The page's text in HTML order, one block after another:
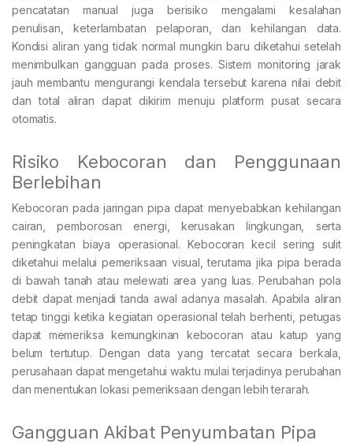
pencatatan manual juga berisiko mengalami kesalahan
penulisan, keterlambatan pelaporan, dan kehilangan data.
Kondisi aliran yang tidak normal mungkin baru diketahui setelah
menimbulkan gangguan pada proses. Sistem monitoring jarak
jauh membantu mengurangi kendala tersebut karena nilai debit
dan total aliran dapat dikirim menuju platform pusat secara
otomatis.
Risiko Kebocoran dan Penggunaan
Berlebihan
Kebocoran pada jaringan pipa dapat menyebabkan kehilangan
cairan, pemborosan energi, kerusakan lingkungan, serta
peningkatan biaya operasional. Kebocoran kecil sering sulit
diketahui melalui pemeriksaan visual, terutama jika pipa berada
di bawah tanah atau melewati area yang luas. Perubahan pola
debit dapat menjadi tanda awal adanya masalah. Apabila aliran
tetap tinggi ketika kegiatan operasional telah berhenti, petugas
dapat memeriksa kemungkinan kebocoran atau katup yang
belum tertutup. Dengan data yang tercatat secara berkala,
perusahaan dapat mengetahui waktu mulai terjadinya perubahan
dan menentukan lokasi pemeriksaan dengan lebih terarah.
Gangguan Akibat Penyumbatan Pipa